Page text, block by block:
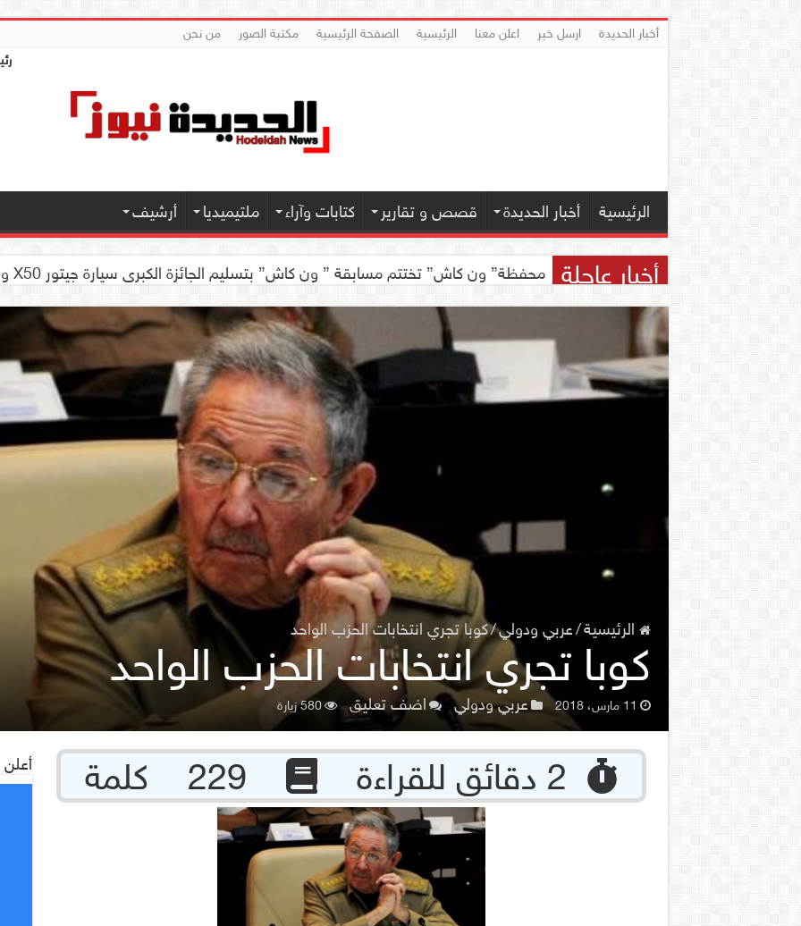
أخبار الحديدة ارسل خبر اعلن معنا الرئيسية الصفحة الرئيسية مكتبة الصور
من نحن
الرئيسية أخبار الحديدة قصص و تقارير كتابات وآراء ملتيميديا أرشيف
أخبار عاجلة اجتماع للجمعية اليمنية العلمية للجهاز الهضمي تحضيراً لأول مؤتمر طبي لها
الرئيسية/عربي ودولي/كوبا تجري انتخابات الحزب الواحد
كوبا تجري انتخابات الحزب الواحد
11 مارس، 2018 عربي ودولي اضف تعليق 580 زيارة
أعلن